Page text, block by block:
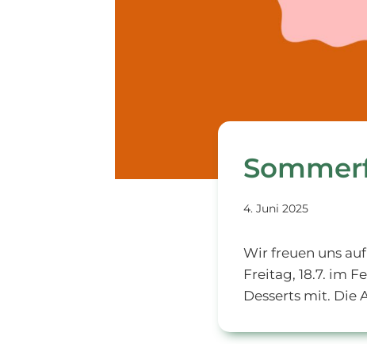
4. Juni 2025
Wir freuen uns
Freitag, 18.7. im
Desserts mit. Die